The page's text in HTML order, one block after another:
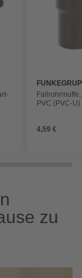
PVC (PVC-U)
4,59 €
zu